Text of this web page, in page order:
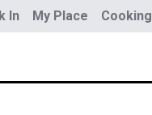
In My Place Cooking